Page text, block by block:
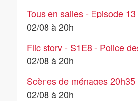
Tous en salles - Episode 13
02/08 à 20h
Flic story - S1E8 - Police
- Episode 2
02/08 à 20h
Scènes de ménages
02/08 à 20h